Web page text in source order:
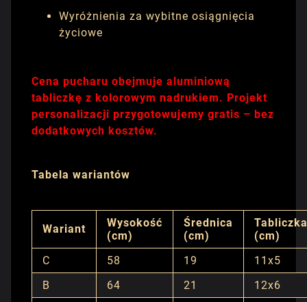
Wyróżnienia za wybitne osiągnięcia
życiowe
Cena pucharu obejmuje aluminiową
tabliczkę z kolorowym nadrukiem. Projekt
personalizacji przygotowujemy gratis – bez
dodatkowych kosztów.
Tabela wariantów
Wariant
Wysokość
(cm)
Średnica
(cm)
Tabliczka
(cm)
C
58 19
11x5
B
64 21
12x6